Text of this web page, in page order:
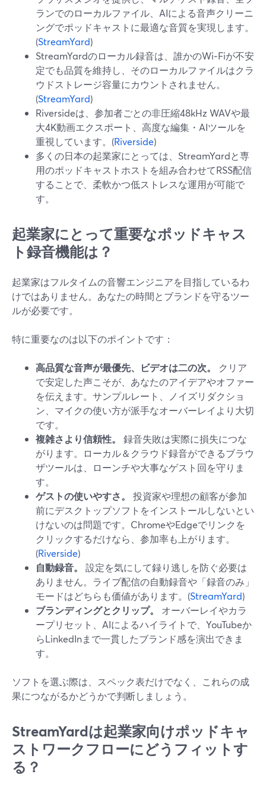
ランでのローカルファイル、AIによる音声クリーニ
ングでポッドキャストに最適な音質を実現します。
(StreamYard)
StreamYardのローカル録音は、誰かのWi‑Fiが不安
定でも品質を維持し、そのローカルファイルはクラ
ウドストレージ容量にカウントされません。
(StreamYard)
Riversideは、参加者ごとの非圧縮48kHz WAVや最
大4K動画エクスポート、高度な編集・AIツールを
重視しています。(Riverside)
多くの日本の起業家にとっては、StreamYardと専
用のポッドキャストホストを組み合わせてRSS配信
することで、柔軟かつ低ストレスな運用が可能で
す。
起業家にとって重要なポッドキャス
ト録音機能は？
起業家はフルタイムの音響エンジニアを目指しているわ
けではありません。あなたの時間とブランドを守るツー
ルが必要です。
特に重要なのは以下のポイントです：
高品質な音声が最優先、ビデオは二の次。
クリア
で安定した声こそが、あなたのアイデアやオファー
を伝えます。サンプルレート、ノイズリダクショ
ン、マイクの使い方が派手なオーバーレイより大切
です。
複雑さより信頼性。
録音失敗は実際に損失につな
がります。ローカル＆クラウド録音ができるブラウ
ザツールは、ローンチや大事なゲスト回を守りま
す。
ゲストの使いやすさ。
投資家や理想の顧客が参加
前にデスクトップソフトをインストールしないとい
けないのは問題です。ChromeやEdgeでリンクを
クリックするだけなら、参加率も上がります。
(Riverside)
自動録音。
設定を気にして録り逃しを防ぐ必要は
ありません。ライブ配信の自動録音や「録音のみ」
モードはどちらも価値があります。(StreamYard)
ブランディングとクリップ。
オーバーレイやカラ
ープリセット、AIによるハイライトで、YouTubeか
らLinkedInまで一貫したブランド感を演出できま
す。
ソフトを選ぶ際は、スペック表だけでなく、これらの成
果につながるかどうかで判断しましょう。
StreamYardは起業家向けポッドキャ
ストワークフローにどうフィットす
る？